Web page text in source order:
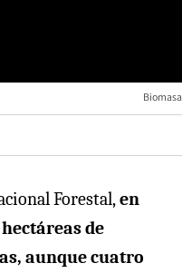
Biomasa
Forestal,en
de
aunque cuatro